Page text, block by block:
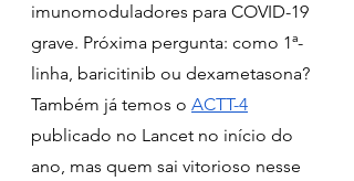
imunomoduladores para COVID-19
grave. Próxima pergunta: como 1ª-
linha, baricitinib ou dexametasona?
Também já temos o ACTT-4
publicado no Lancet no início do
ano, mas quem sai vitorioso nesse